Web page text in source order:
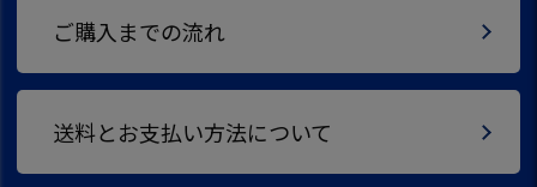
ご購入までの流れ
送料とお支払い方法について